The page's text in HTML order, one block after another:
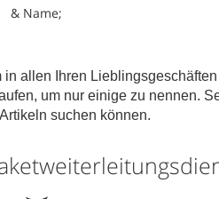
& Name;
allen Ihren
um nur einige zu nennen.
suchen können.